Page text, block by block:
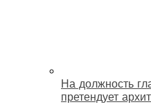
На должность
претендует